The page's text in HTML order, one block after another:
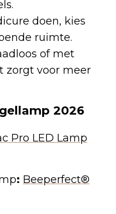
doen, kies
ruimte.
of met
zorgt voor meer
2026
Pro LED Lamp
: Beeperfect®